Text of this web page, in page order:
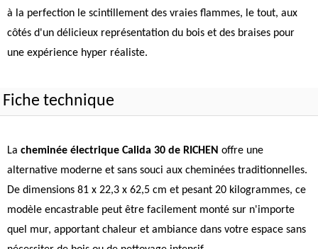
à la perfection le scintillement des vraies flammes, le tout, aux
côtés d'un délicieux représentation du bois et des braises pour
une expérience hyper réaliste.
Fiche technique
La cheminée électrique Calida 30 de RICHEN offre une
alternative moderne et sans souci aux cheminées traditionnelles.
De dimensions 81 x 22,3 x 62,5 cm et pesant 20 kilogrammes, ce
modèle encastrable peut être facilement monté sur n'importe
quel mur, apportant chaleur et ambiance dans votre espace sans